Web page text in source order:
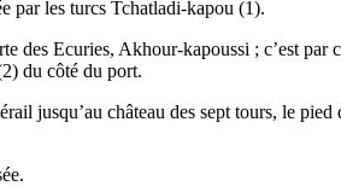
par les turcs Tchatladi-kapou (1).
des Ecuries, Akhour-kapoussi ; c’est
du côté du port.
jusqu’au château des sept tours, le